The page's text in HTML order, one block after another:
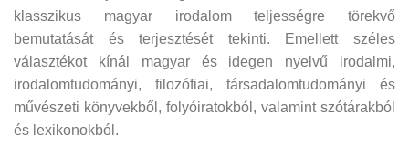
klasszikus magyar irodalom teljességre törekvő
bemutatását és terjesztését tekinti. Emellett széles
választékot kínál magyar és idegen nyelvű irodalmi,
irodalomtudományi, filozófiai, társadalomtudományi és
művészeti könyvekből, folyóiratokból, valamint szótárakból
és lexikonokból.